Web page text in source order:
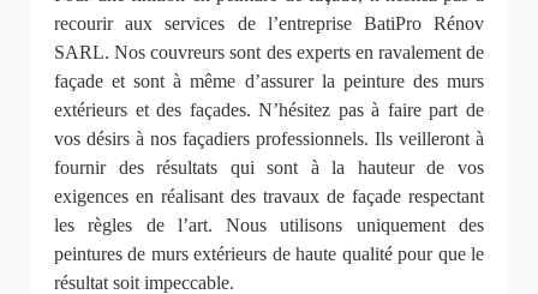
recourir aux services de l’entreprise BatiPro Rénov
SARL. Nos couvreurs sont des experts en ravalement de
façade et sont à même d’assurer la peinture des murs
extérieurs et des façades. N’hésitez pas à faire part de
vos désirs à nos façadiers professionnels. Ils veilleront à
fournir des résultats qui sont à la hauteur de vos
exigences en réalisant des travaux de façade respectant
les règles de l’art. Nous utilisons uniquement des
peintures de murs extérieurs de haute qualité pour que le
résultat soit impeccable.